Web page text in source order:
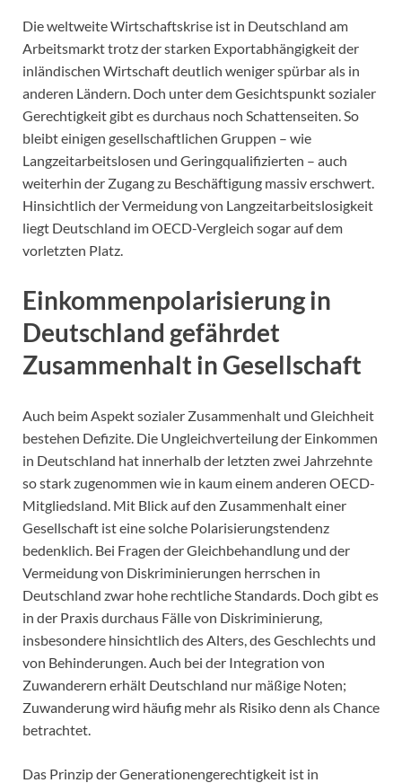
Die weltweite Wirtschaftskrise ist in Deutschland am
Arbeitsmarkt trotz der starken Exportabhängigkeit der
inländischen Wirtschaft deutlich weniger spürbar als in
anderen Ländern. Doch unter dem Gesichtspunkt sozialer
Gerechtigkeit gibt es durchaus noch Schattenseiten. So
bleibt einigen gesellschaftlichen Gruppen – wie
Langzeitarbeitslosen und Geringqualifizierten – auch
weiterhin der Zugang zu Beschäftigung massiv erschwert.
Hinsichtlich der Vermeidung von Langzeitarbeitslosigkeit
liegt Deutschland im OECD-Vergleich sogar auf dem
vorletzten Platz.
Einkommenpolarisierung in
Deutschland gefährdet
Zusammenhalt in Gesellschaft
Auch beim Aspekt sozialer Zusammenhalt und Gleichheit
bestehen Defizite. Die Ungleichverteilung der Einkommen
in Deutschland hat innerhalb der letzten zwei Jahrzehnte
so stark zugenommen wie in kaum einem anderen OECD-
Mitgliedsland. Mit Blick auf den Zusammenhalt einer
Gesellschaft ist eine solche Polarisierungstendenz
bedenklich. Bei Fragen der Gleichbehandlung und der
Vermeidung von Diskriminierungen herrschen in
Deutschland zwar hohe rechtliche Standards. Doch gibt es
in der Praxis durchaus Fälle von Diskriminierung,
insbesondere hinsichtlich des Alters, des Geschlechts und
von Behinderungen. Auch bei der Integration von
Zuwanderern erhält Deutschland nur mäßige Noten;
Zuwanderung wird häufig mehr als Risiko denn als Chance
betrachtet.
Das Prinzip der Generationengerechtigkeit ist in